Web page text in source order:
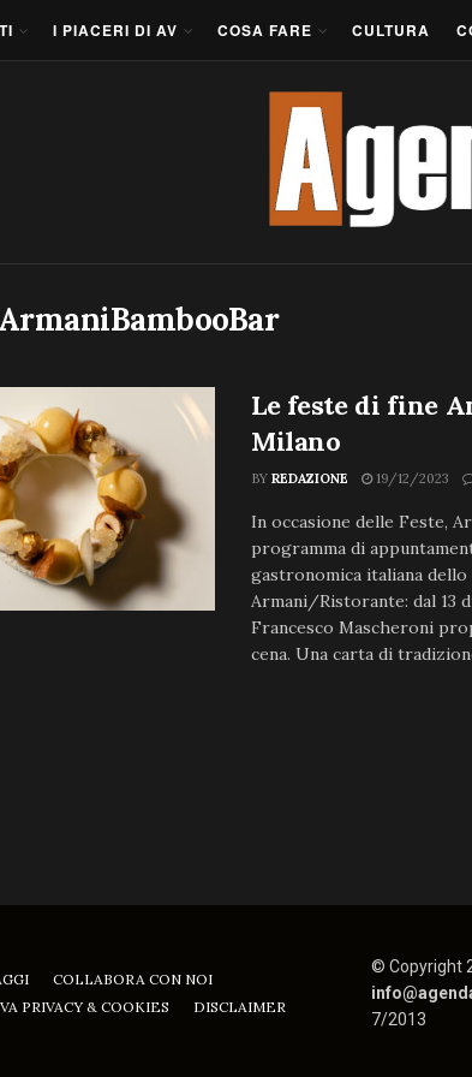
I PIACERI DI AV COSA FARE CULTURA
Le feste di fine
Milano
BY REDAZIONE 19/12/2023
In occasione delle Feste,
programma di
gastronomica italiana
Armani/Ristorante: dal 13
Francesco Mascheroni
cena. Una carta di
COLLABORA CON NOI
PRIVACY & COOKIES
DISCLAIMER
© Copyright
7/2013